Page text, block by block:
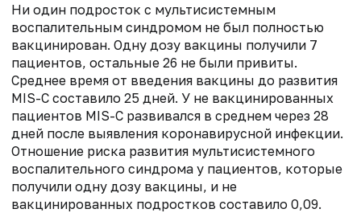
Ни один подросток с мультисистемным
воспалительным синдромом не был полностью
вакцинирован. Одну дозу вакцины получили 7
пациентов, остальные 26 не были привиты.
Среднее время от введения вакцины до развития
MIS-C составило 25 дней. У не вакцинированных
пациентов MIS-C развивался в среднем через 28
дней после выявления коронавирусной инфекции.
Отношение риска развития мультисистемного
воспалительного синдрома у пациентов, которые
получили одну дозу вакцины, и не
вакцинированных подростков составило 0,09.